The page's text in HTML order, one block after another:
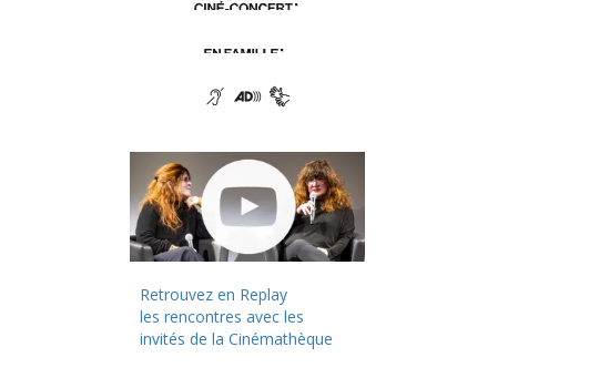
Retrouvez en Replay
les rencontres avec les
invités de la Cinémathèque